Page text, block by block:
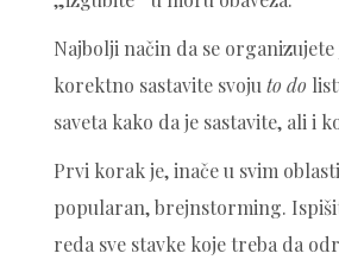
Najbolji način da se organizujete
korektno sastavite svoju to do
saveta kako da je sastavite, ali i
Prvi korak je, inače u svim
popularan, brejnstorming.
reda sve stavke koje treba da